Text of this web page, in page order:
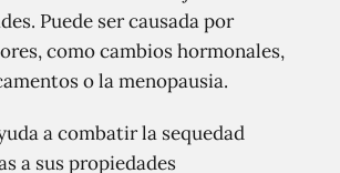
Puede ser causada por
como cambios hormonales,
o la menopausia.
a combatir la sequedad
a sus propiedades